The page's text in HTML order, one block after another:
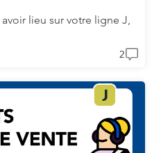
lieu sur votre ligne J,
2